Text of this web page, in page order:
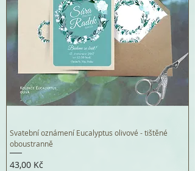
Svatební oznámení Eucalyptus olivové - tištěné
oboustranně
Cena
43,00 Kč